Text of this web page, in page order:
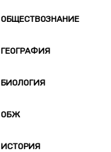
ОБЩЕСТВОЗНАНИЕ
ГЕОГРАФИЯ
БИОЛОГИЯ
ОБЖ
ИСТОРИЯ